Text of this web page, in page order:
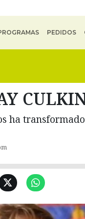
PEDIDOS
ha